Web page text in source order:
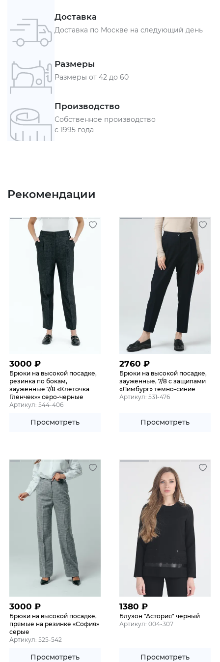
Доставка
Доставка по Москве на следующий день
Размеры
Размеры от 42 до 60
Производство
Собственное производство
с 1995 года
Рекомендации
3000 ₽
Брюки на высокой посадке,
резинка по бокам,
зауженные 7/8 «Клеточка
Гленчек»» серо-черные
Артикул: 544-406
Просмотреть
2760 ₽
Брюки на высокой посадке,
зауженные, 7/8 с защипами
«Лимбург» темно-синие
Артикул: 531-476
Просмотреть
3000 ₽
Брюки на высокой посадке,
прямые на резинке «София»
серые
Артикул: 525-542
Просмотреть
1380 ₽
Блузон "Астория" черный
Артикул: 004-307
Просмотреть